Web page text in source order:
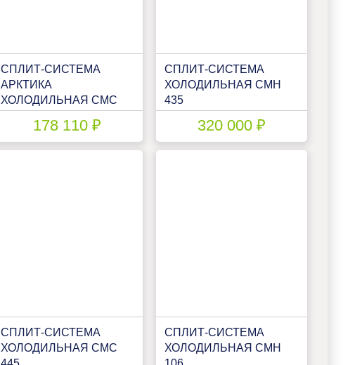
СПЛИТ-СИСТЕМА
АРКТИКА
ХОЛОДИЛЬНАЯ СМС
178 110 ₽
СПЛИТ-СИСТЕМА
ХОЛОДИЛЬНАЯ CМН
435
320 000 ₽
СПЛИТ-СИСТЕМА
ХОЛОДИЛЬНАЯ CМС
СПЛИТ-СИСТЕМА
ХОЛОДИЛЬНАЯ СМН